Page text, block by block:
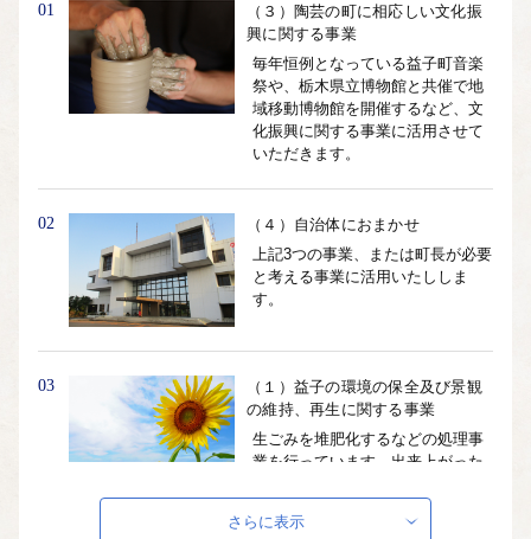
01
（３）陶芸の町に相応しい文化振
興に関する事業
毎年恒例となっている益子町音楽
祭や、栃木県立博物館と共催で地
域移動博物館を開催するなど、文
化振興に関する事業に活用させて
いただきます。
02
（４）自治体におまかせ
上記3つの事業、または町長が必要
と考える事業に活用いたししま
す。
03
（１）益子の環境の保全及び景観
の維持、再生に関する事業
生ごみを堆肥化するなどの処理事
業を行っています。出来上がった
効活用しています。 子供たちの笑
顔が輝く未来のために、環境への
さらに表示